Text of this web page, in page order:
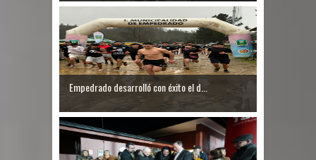
Empedrado desarrolló con éxito el d...